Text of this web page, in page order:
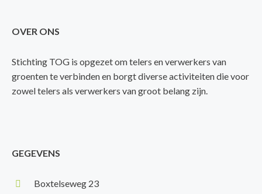
OVER ONS
Stichting TOG is opgezet om telers en verwerkers van
groenten te verbinden en borgt diverse activiteiten die voor
zowel telers als verwerkers van groot belang zijn.
GEGEVENS
Boxtelseweg 23